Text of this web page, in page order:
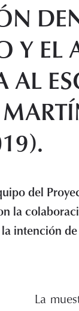
Y EL
AL
del
la
intención
La